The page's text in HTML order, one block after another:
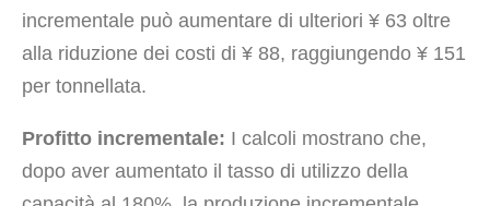
incrementale può aumentare di ulteriori ¥ 63 oltre
alla riduzione dei costi di ¥ 88, raggiungendo ¥ 151
per tonnellata.
Profitto incrementale: I calcoli mostrano che,
dopo aver aumentato il tasso di utilizzo della